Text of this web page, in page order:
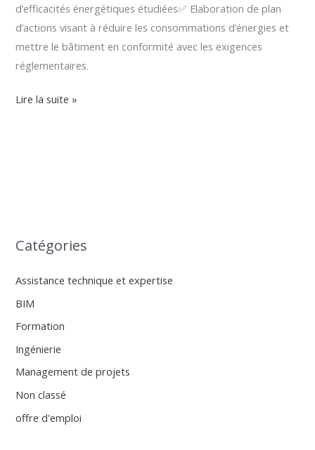
d’efficacités énergétiques étudiées✅ Elaboration de plan
d’actions visant à réduire les consommations d’énergies et
mettre le bâtiment en conformité avec les exigences
réglementaires.
Lire la suite »
Catégories
Assistance technique et expertise
BIM
Formation
Ingénierie
Management de projets
Non classé
offre d'emploi